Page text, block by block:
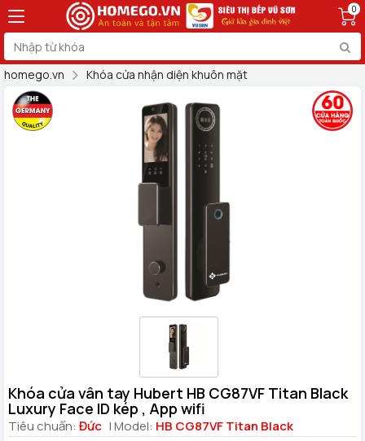
0
homego.vn Khóa cửa nhận diện khuôn mặt
Khóa cửa vân tay Hubert HB CG87VF Titan Black
Luxury Face ID kép , App wifi
Tiêu chuẩn: Đức | Model: HB CG87VF Titan Black